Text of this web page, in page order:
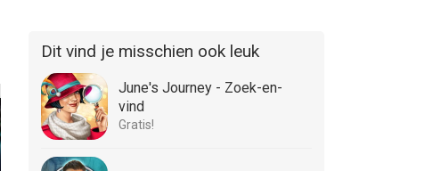
Dit vind je misschien ook leuk
June's Journey - Zoek-en-
vind
Gratis!